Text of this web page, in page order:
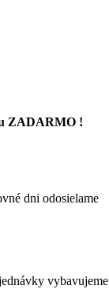
ZADARMO !
dni odosielame
vybavujeme